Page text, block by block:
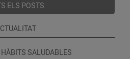
ELS POSTS
SALUDABLES